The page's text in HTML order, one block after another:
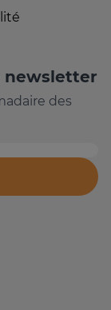
newsletter
des